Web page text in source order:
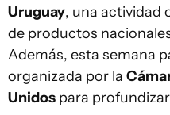
Uruguay, una actividad
de productos
Además, esta semana
organizada por la
Unidos para